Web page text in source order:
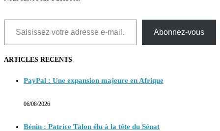
Saisissez votre adresse e-mail…
Abonnez-vous
ARTICLES RECENTS
PayPal : Une expansion majeure en Afrique
06/08/2026
Bénin : Patrice Talon élu à la tête du Sénat